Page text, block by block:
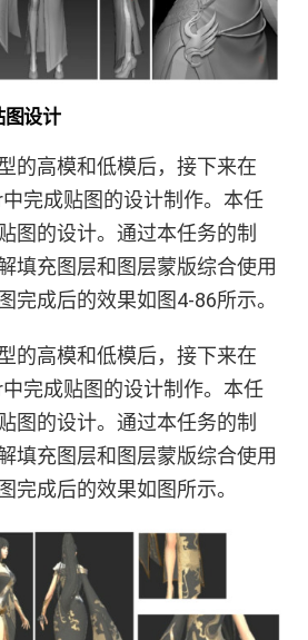
图设计
的高模和低模后，接下来在
完成贴图的设计制作。本任
图的设计。通过本任务的制
填充图层和图层蒙版综合使用
完成后的效果如图4-86所示。
的高模和低模后，接下来在
完成贴图的设计制作。本任
图的设计。通过本任务的制
填充图层和图层蒙版综合使用
完成后的效果如图所示。